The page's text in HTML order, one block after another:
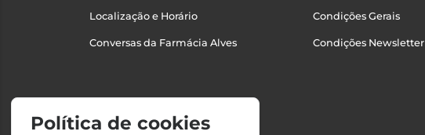
Localização e Horário
Conversas da Farmácia Alves
Condições Gerais
Condições Newsletter
Política de cookies